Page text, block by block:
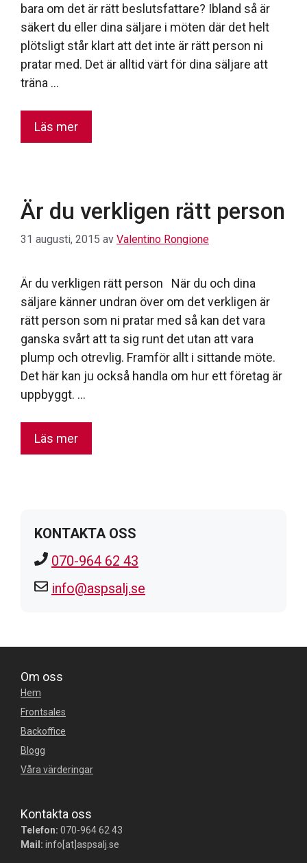
bara om det är rätt beslutsfattare? Ibland så är
säkert du eller dina säljare i möten där det helt
plötsligt står klart att det inte är rätt person ni
pratar med. Det är alltid värt för dina säljare att
träna …
Läs mer
Är du verkligen rätt person
31 augusti, 2015 av Valentino Rongione
Är du verkligen rätt person När du och dina
säljare känner undran över om det verkligen är
rätt person som ni pratar med så kan det vara
ganska svårt att ta sig runt det utan att vara
plump och otrevlig. Framför allt i sittande möte.
Det här kan ju också handla om hur ett företag är
uppbyggt. …
Läs mer
KONTAKTA OSS
070-964 62 43
info@aspsalj.se
Om oss
Hem
Frontsales
Backoffice
Blogg
Våra värderingar
Kontakta oss
Telefon: 070-964 62 43
Mail: info[at]aspsalj.se